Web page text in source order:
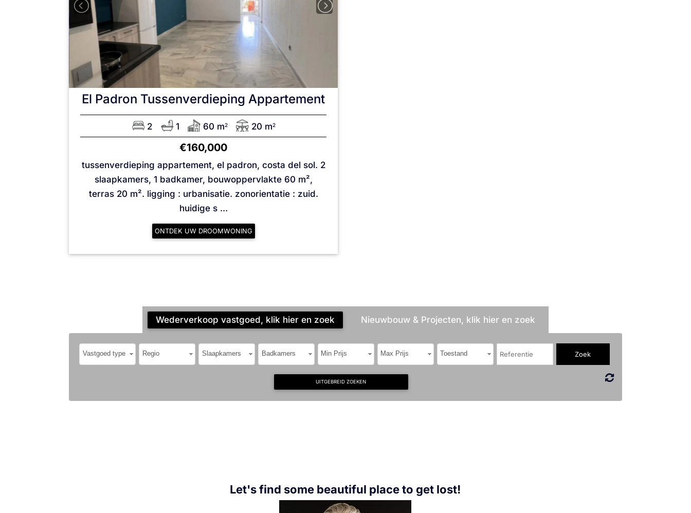
El Padron Tussenverdieping Appartement
2 1 60 m2 20 m2
€160,000
tussenverdieping appartement, el padron, costa del sol. 2
slaapkamers, 1 badkamer, bouwoppervlakte 60 m²,
terras 20 m². ligging : urbanisatie. zonorientatie : zuid.
huidige s ...
ONTDEK UW DROOMWONING
Wederverkoop vastgoed, klik hier en zoek Nieuwbouw & Projecten, klik hier en zoek
Vastgoed type Regio Slaapkamers Badkamers Min Prijs Max Prijs Toestand
UITGEBREID ZOEKEN
Let's find some beautiful place to get lost!